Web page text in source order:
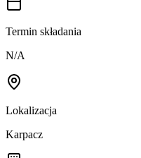
Termin składania
N/A
Lokalizacja
Karpacz